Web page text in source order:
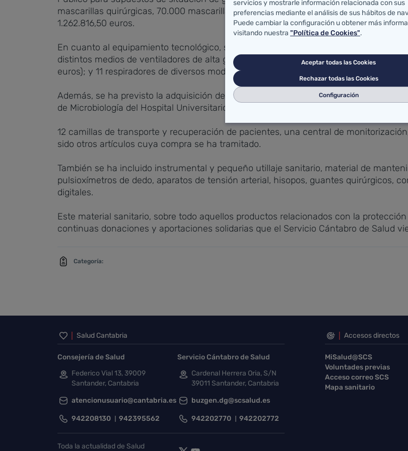
mascarillas quirúrgicas, 70.000 mascarillas FFP2, 30.000 batas impermeables, 500
1.262.816,50 euros.
En cuanto al equipamiento tecnológico, se ha procedido a la compra de cinco
distintos medios de ventiladores de alta gama y con monitorización
euros); y 11 respiradores de diversos modelos y características técnicas (294.859,03
Además, se ha previsto la adquisición de una cabina de seguridad biológica,
de Microbiología del Hospital Universitario Marqués de Valdecilla.
12 camillas de transporte y recuperación de pacientes, una central de
sido otros artículos cuya compra se ha tramitado.
También se ha incluido instrumental y pequeño utillaje sanitario, material de
pulsioxímetros de dedo, aparatos de tensión arterial, hisopos, guantes quirúrgicos,
digitales.
Este material sanitario, sobre todo aquellos productos relacionados con la
continuas donaciones y aportaciones solidarias que el Servicio Cántabro de Salud
Categoría:
Inicio del pie de página
Salud Cantabria
Consejería de Salud
Federico Vial 13, 39009
Santander, Cantabria
atencionusuario@cantabria.es
942208130 942395562
Servicio Cántabro de Salud
Cardenal Herrera Oria, S/N
39011 Santander, Cantabria
buzgen.dg@scsalud.es
942202770 942202772
Toda la actualidad de Salud
Accesos directos
MiSalud@SCS
Voluntades previas
Acceso correo SCS
Mapa sanitario
servicios y mostrarle información relacionada con sus
preferencias mediante el análisis de sus hábitos de
Puede cambiar la configuración u obtener más
visitando nuestra "Política de Cookies".
Aceptar todas las Cookies
Rechazar todas las Cookies
Configuración